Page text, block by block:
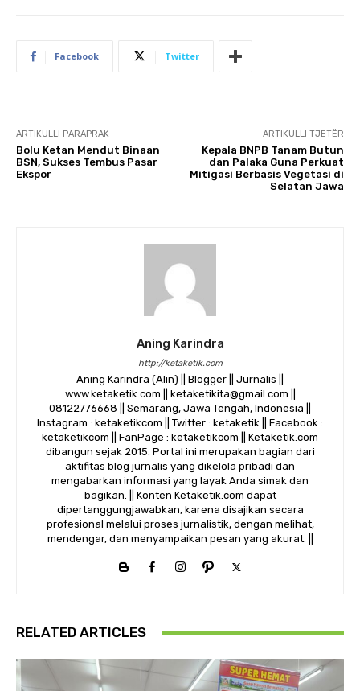
Facebook Twitter
ARTIKULLI PARAPRAK
Bolu Ketan Mendut Binaan
BSN, Sukses Tembus Pasar
Ekspor
ARTIKULLI TJETËR
Kepala BNPB Tanam Butun
dan Palaka Guna Perkuat
Mitigasi Berbasis Vegetasi di
Selatan Jawa
Aning Karindra
http://ketaketik.com
Aning Karindra (Alin) || Blogger || Jurnalis ||
www.ketaketik.com || ketaketikita@gmail.com ||
08122776668 || Semarang, Jawa Tengah, Indonesia ||
Instagram : ketaketikcom || Twitter : ketaketik || Facebook :
ketaketikcom || FanPage : ketaketikcom || Ketaketik.com
dibangun sejak 2015. Portal ini merupakan bagian dari
aktifitas blog jurnalis yang dikelola pribadi dan
mengabarkan informasi yang layak Anda simak dan
bagikan. || Konten Ketaketik.com dapat
dipertanggungjawabkan, karena disajikan secara
profesional melalui proses jurnalistik, dengan melihat,
mendengar, dan menyampaikan pesan yang akurat. ||
RELATED ARTICLES